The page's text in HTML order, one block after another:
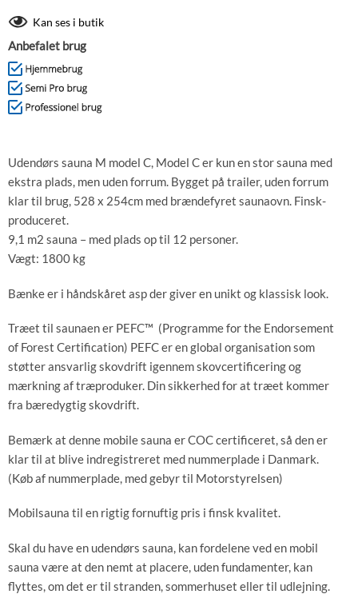
Kan ses i butik
Anbefalet brug
Udendørs sauna M model C, Model C er kun en stor sauna med
ekstra plads, men uden forrum. Bygget på trailer, uden forrum
klar til brug, 528 x 254cm med brændefyret saunaovn. Finsk-
produceret.
9,1 m2 sauna – med plads op til 12 personer.
Vægt: 1800 kg
Bænke er i håndskåret asp der giver en unikt og klassisk look.
Træet til saunaen er PEFC™ (Programme for the Endorsement
of Forest Certification) PEFC er en global organisation som
støtter ansvarlig skovdrift igennem skovcertificering og
mærkning af træproduker. Din sikkerhed for at træet kommer
fra bæredygtig skovdrift.
Bemærk at denne mobile sauna er COC certificeret, så den er
klar til at blive indregistreret med nummerplade i Danmark.
(Køb af nummerplade, med gebyr til Motorstyrelsen)
Mobilsauna til en rigtig fornuftig pris i finsk kvalitet.
Skal du have en udendørs sauna, kan fordelene ved en mobil
sauna være at den nemt at placere, uden fundamenter, kan
flyttes, om det er til stranden, sommerhuset eller til udlejning.